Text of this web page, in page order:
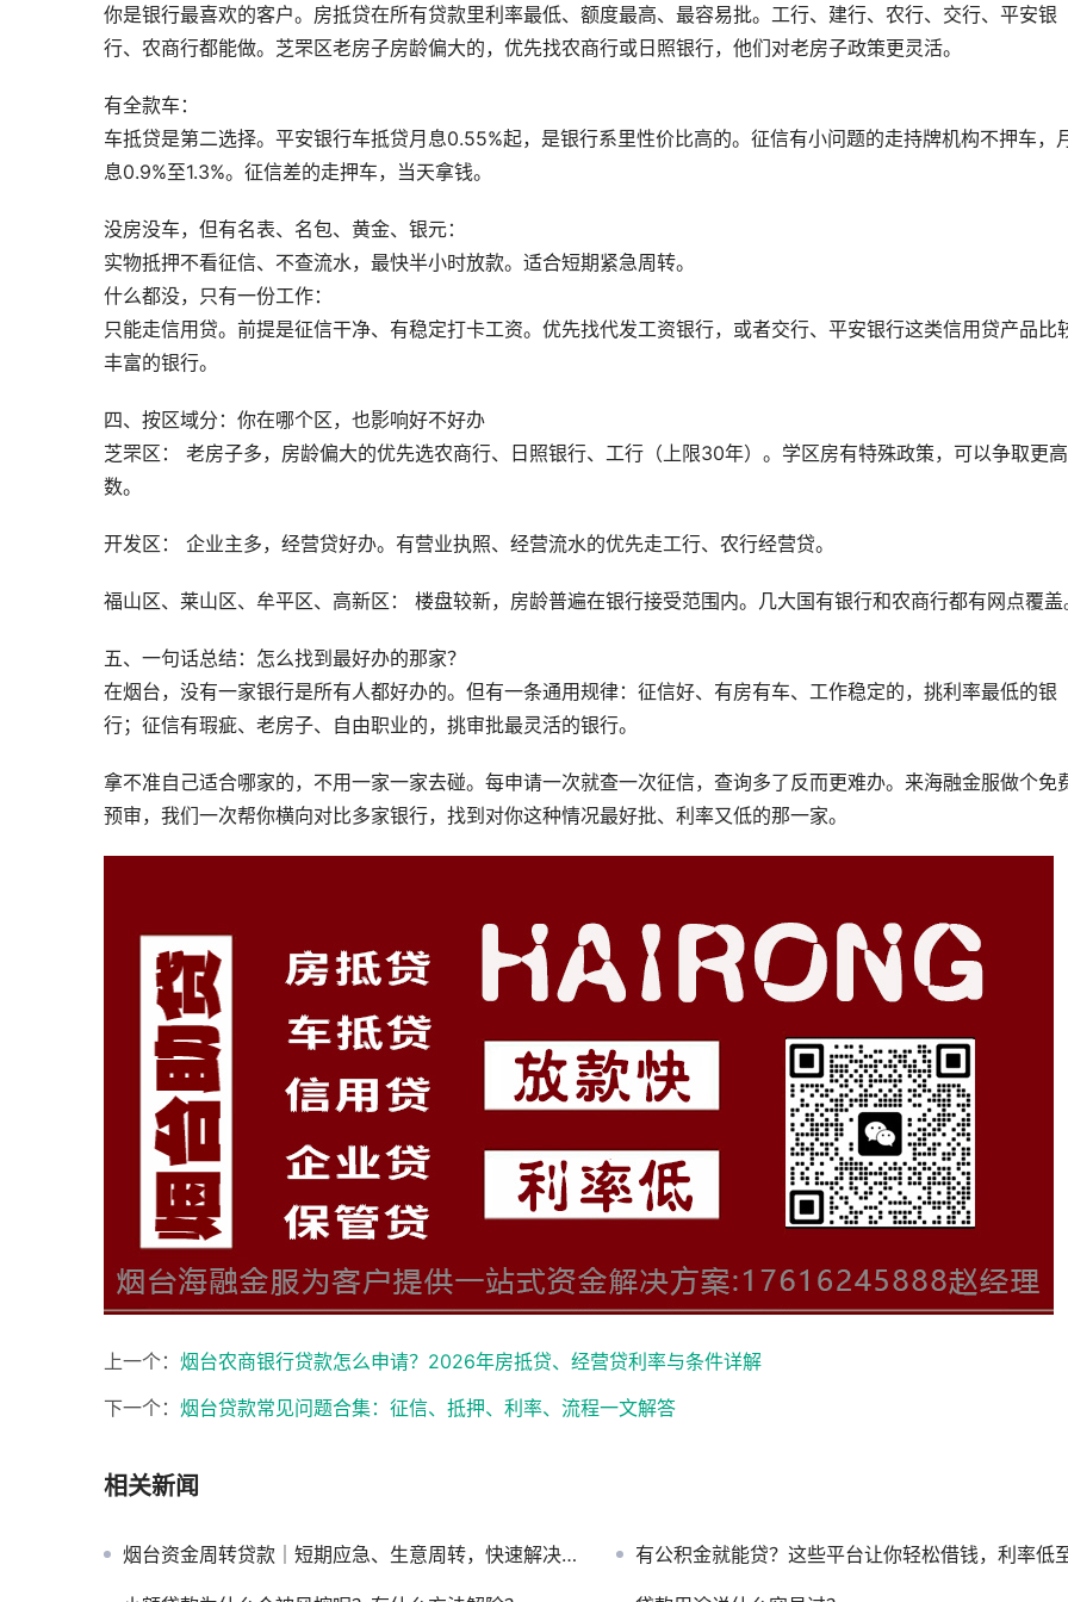
你是银行最喜欢的客户。房抵贷在所有贷款里利率最低、额度最高、最容易批。工行、建行、农行、交行、平安银
行、农商行都能做。芝罘区老房子房龄偏大的，优先找农商行或日照银行，他们对老房子政策更灵活。
有全款车：
车抵贷是第二选择。平安银行车抵贷月息0.55%起，是银行系里性价比高的。征信有小问题的走持牌机构不押车，
息0.9%至1.3%。征信差的走押车，当天拿钱。
没房没车，但有名表、名包、黄金、银元：
实物抵押不看征信、不查流水，最快半小时放款。适合短期紧急周转。
什么都没，只有一份工作：
只能走信用贷。前提是征信干净、有稳定打卡工资。优先找代发工资银行，或者交行、平安银行这类信用贷产品比
丰富的银行。
四、按区域分：你在哪个区，也影响好不好办
芝罘区： 老房子多，房龄偏大的优先选农商行、日照银行、工行（上限30年）。学区房有特殊政策，可以争取更
数。
开发区： 企业主多，经营贷好办。有营业执照、经营流水的优先走工行、农行经营贷。
福山区、莱山区、牟平区、高新区： 楼盘较新，房龄普遍在银行接受范围内。几大国有银行和农商行都有网点覆盖
五、一句话总结：怎么找到最好办的那家？
在烟台，没有一家银行是所有人都好办的。但有一条通用规律：征信好、有房有车、工作稳定的，挑利率最低的银
行；征信有瑕疵、老房子、自由职业的，挑审批最灵活的银行。
拿不准自己适合哪家的，不用一家一家去碰。每申请一次就查一次征信，查询多了反而更难办。来海融金服做个免
预审，我们一次帮你横向对比多家银行，找到对你这种情况最好批、利率又低的那一家。
上一个： 烟台农商银行贷款怎么申请？2026年房抵贷、经营贷利率与条件详解
下一个： 烟台贷款常见问题合集：征信、抵押、利率、流程一文解答
相关新闻
烟台资金周转贷款｜短期应急、生意周转，快速解决资金缺口 有公积金就能贷？这些平台让你轻松借钱，利率低至3.4%